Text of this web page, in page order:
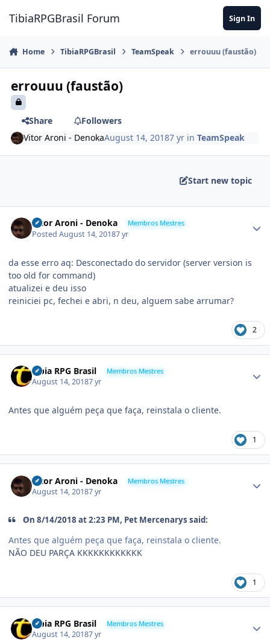
TibiaRPGBrasil Forum Sign In
Home TibiaRPGBrasil TeamSpeak errouuu (faustão)
errouuu (faustão)
Share
Followers
Vitor Aroni - DenokaAugust 14, 20187 yr inTeamSpeak
Start new topic
Vitor Aroni - Denoka Membros Mestres
PostedAugust 14, 20187 yr
da esse erro aq: Desconectado do servidor (server version is
too old for command)
atualizei e deu isso
reiniciei pc, fechei e abri, n deu, alguem sabe arrumar?
2
Tibia RPG Brasil Membros Mestres
August 14, 20187 yr
Antes que alguém peça que faça, reinstala o cliente.
1
Vitor Aroni - Denoka Membros Mestres
August 14, 20187 yr
On 8/14/2018 at 2:23 PM, Pet Mercenarys said:
Antes que alguém peça que faça, reinstala o cliente.
NÃO DEU PARÇA KKKKKKKKKKKK
1
Tibia RPG Brasil Membros Mestres
August 14, 20187 yr